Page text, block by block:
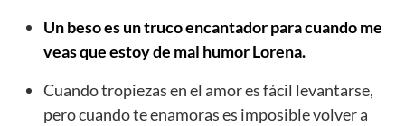
Un beso es un truco encantador para cuando me
veas que estoy de mal humor Lorena.
Cuando tropiezas en el amor es fácil levantarse,
pero cuando te enamoras es imposible volver a